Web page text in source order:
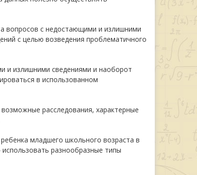
вопросов с недостающими и излишними
с целью возведения проблематичного
и излишними сведениями и наоборот
в использованном
расследования, характерные
младшего школьного возраста в
разнообразные типы